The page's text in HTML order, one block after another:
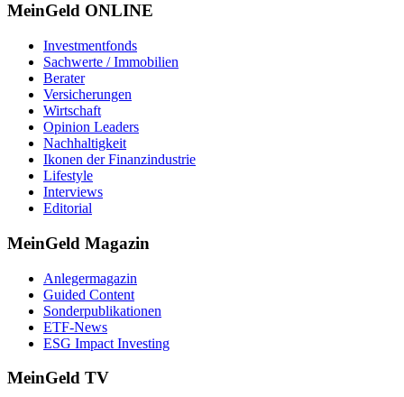
MeinGeld ONLINE
Investmentfonds
Sachwerte / Immobilien
Berater
Versicherungen
Wirtschaft
Opinion Leaders
Nachhaltigkeit
Ikonen der Finanzindustrie
Lifestyle
Interviews
Editorial
MeinGeld Magazin
Anlegermagazin
Guided Content
Sonderpublikationen
ETF-News
ESG Impact Investing
MeinGeld TV